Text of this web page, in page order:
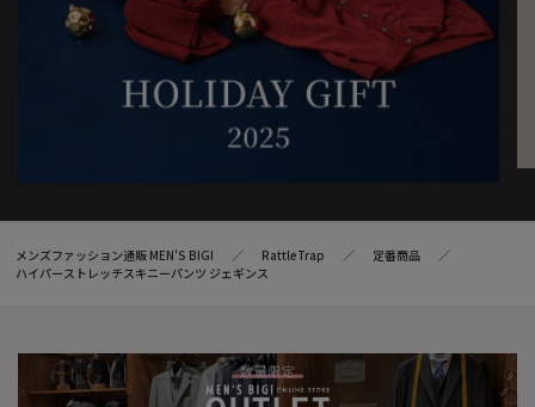
メンズファッション通販 MEN'S BIGI RattleTrap
定番商品
ハイパーストレッチスキニーパンツ ジェギンス